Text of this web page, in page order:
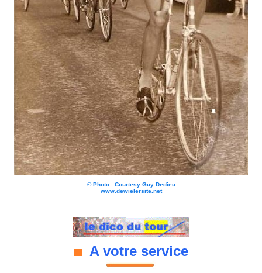
© Photo : Courtesy Guy Dedieu
www.dewielersite.net
A votre service